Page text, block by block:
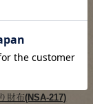
財布(NSA-217)